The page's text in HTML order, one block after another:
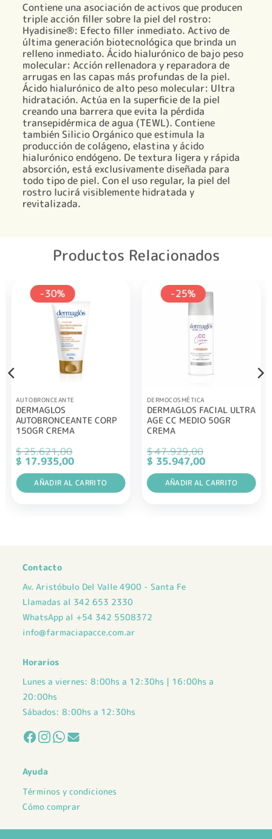
Contiene una asociación de activos que producen
triple acción filler sobre la piel del rostro:
Hyadisine®: Efecto filler inmediato. Activo de
última generación biotecnológica que brinda un
relleno inmediato. Ácido hialurónico de bajo peso
molecular: Acción rellenadora y reparadora de
arrugas en las capas más profundas de la piel.
Ácido hialurónico de alto peso molecular: Ultra
hidratación. Actúa en la superficie de la piel
creando una barrera que evita la pérdida
transepidérmica de agua (TEWL). Contiene
también Silicio Orgánico que estimula la
producción de colágeno, elastina y ácido
hialurónico endógeno. De textura ligera y rápida
absorción, está exclusivamente diseñada para
todo tipo de piel. Con el uso regular, la piel del
rostro lucirá visiblemente hidratada y
revitalizada.
Productos Relacionados
-30%
AUTOBRONCEANTE
DERMAGLOS
AUTOBRONCEANTE CORP
150GR CREMA
$25.621,00
El
precio
original
era:
$ 25.621,00.
$ 17.935,00El
actual
es:
$ 17.935,00.
AÑADIR AL CARRITO
-25%
DERMOCOSMÉTICA
DERMAGLOS FACIAL ULTRA
AGE CC MEDIO 50GR
CREMA
$47.929,00
El
precio
original
era:
$ 47.929,00.
$ 35.947,00El
precio
actual
es:
$ 35.947,00.
AÑADIR AL CARRITO
Contacto
Av. Aristóbulo Del Valle 4900 - Santa Fe
Llamadas al 342 653 2330
WhatsApp al +54 342 5508372
info@farmaciapacce.com.ar
Horarios
Lunes a viernes: 8:00hs a 12:30hs | 16:00hs a
20:00hs
Sábados: 8:00hs a 12:30hs
Ayuda
Términos y condiciones
Cómo comprar